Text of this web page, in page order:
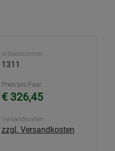
Artikelnummer
1311
Preis pro Paar
€ 326,45
Versandkosten
zzgl. Versandkosten